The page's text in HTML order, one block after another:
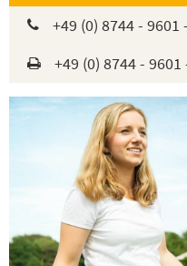
+49 (0) 8744 - 9601
+49 (0) 8744 - 9601